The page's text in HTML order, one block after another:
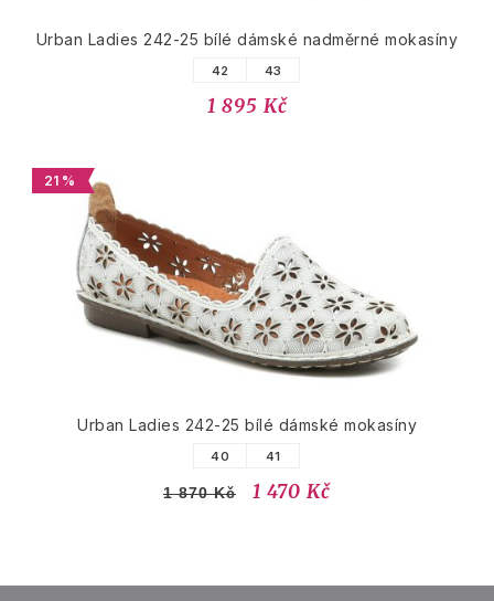
Urban Ladies 242-25 bílé dámské nadměrné mokasíny
42 43
1 895 Kč
21 %
Urban Ladies 242-25 bílé dámské mokasíny
40 41
1 870 Kč 1 470 Kč